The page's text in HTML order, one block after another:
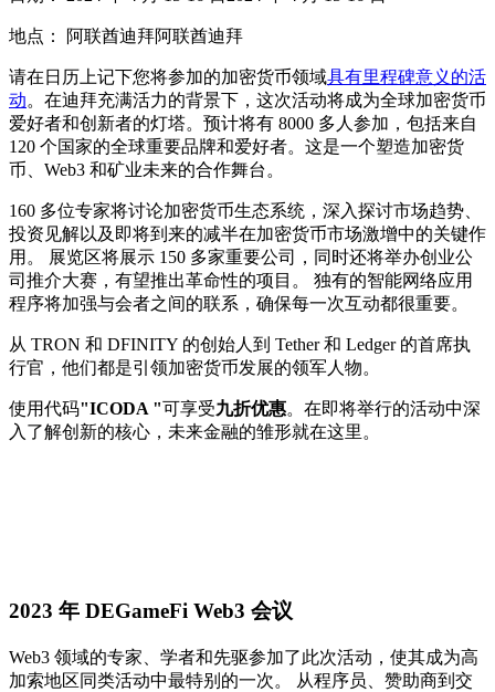
地点： 阿联酋迪拜阿联酋迪拜
请在日历上记下您将参加的加密货币领域具有里程碑意义的活
动。在迪拜充满活力的背景下，这次活动将成为全球加密货币
爱好者和创新者的灯塔。预计将有 8000 多人参加，包括来自
120 个国家的全球重要品牌和爱好者。这是一个塑造加密货
币、Web3 和矿业未来的合作舞台。
160 多位专家将讨论加密货币生态系统，深入探讨市场趋势、
投资见解以及即将到来的减半在加密货币市场激增中的关键作
用。 展览区将展示 150 多家重要公司，同时还将举办创业公
司推介大赛，有望推出革命性的项目。 独有的智能网络应用
程序将加强与会者之间的联系，确保每一次互动都很重要。
从 TRON 和 DFINITY 的创始人到 Tether 和 Ledger 的首席执
行官，他们都是引领加密货币发展的领军人物。
使用代码"ICODA "可享受九折优惠。在即将举行的活动中深
入了解创新的核心，未来金融的雏形就在这里。
2023 年 DEGameFi Web3 会议
Web3 领域的专家、学者和先驱参加了此次活动，使其成为高
加索地区同类活动中最特别的一次。 从程序员、赞助商到交